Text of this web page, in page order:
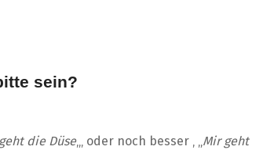
sein?
die Düse„‚ oder noch besser ‚ „Mir geht